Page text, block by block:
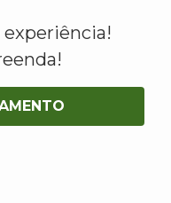
experiência!